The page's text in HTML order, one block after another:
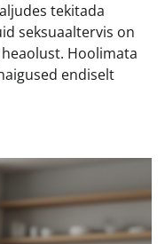
tekitada
seksuaaltervis on
Hoolimata
endiselt